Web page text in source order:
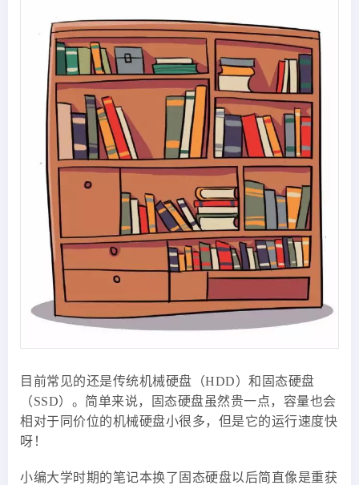
目前常见的还是传统机械硬盘（HDD）和固态硬盘
（SSD）。简单来说，固态硬盘虽然贵一点，容量也会
相对于同价位的机械硬盘小很多，但是它的运行速度快
呀！
小编大学时期的笔记本换了固态硬盘以后简直像是重获